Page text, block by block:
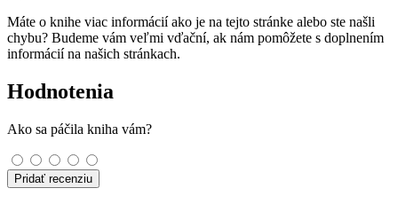
Máte o knihe viac informácií ako je na tejto stránke alebo ste našli
chybu? Budeme vám veľmi vďační, ak nám pomôžete s doplnením
informácií na našich stránkach.
Hodnotenia
Ako sa páčila kniha vám?
Pridať recenziu